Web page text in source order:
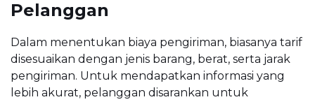
Pelanggan
Dalam menentukan biaya pengiriman, biasanya tarif
disesuaikan dengan jenis barang, berat, serta jarak
pengiriman. Untuk mendapatkan informasi yang
lebih akurat, pelanggan disarankan untuk